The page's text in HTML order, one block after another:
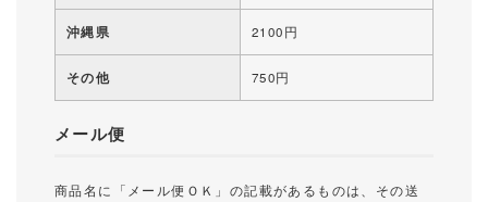
沖縄県 2100円
その他 750円
メール便
商品名に「メール便ＯＫ」の記載があるものは、その送